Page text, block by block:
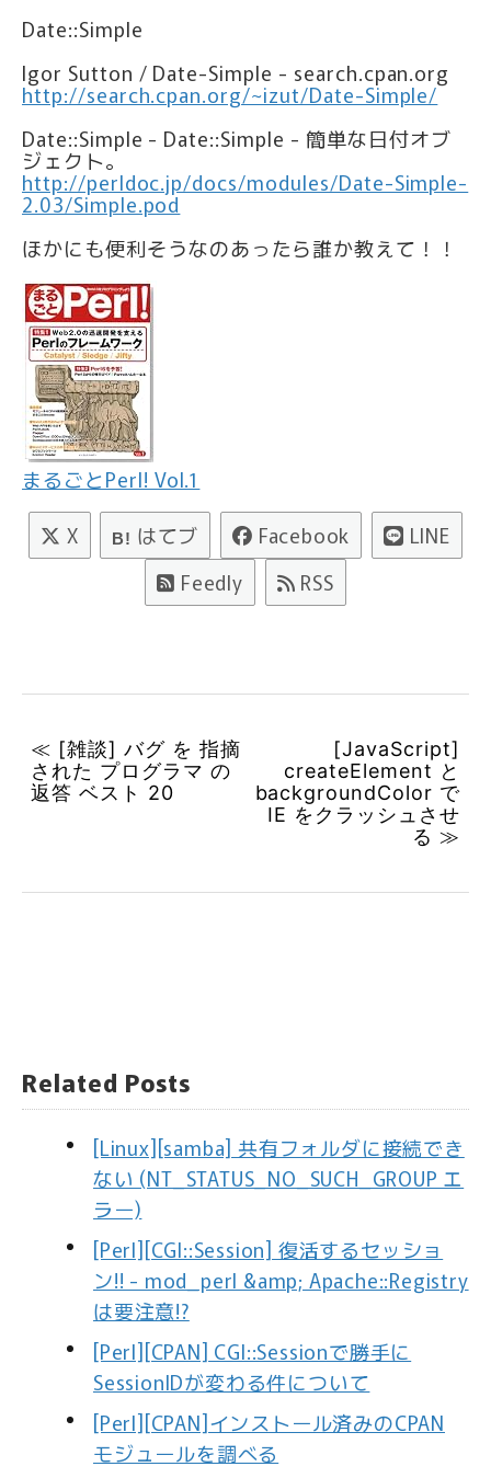
Date::Simple
Igor Sutton / Date-Simple - search.cpan.org
http://search.cpan.org/~izut/Date-Simple/
Date::Simple - Date::Simple - 簡単な日付オブ
ジェクト。
http://perldoc.jp/docs/modules/Date-Simple-
2.03/Simple.pod
ほかにも便利そうなのあったら誰か教えて！！
まるごとPerl! Vol.1
X
B! はてブ Facebook
LINE
Feedly
RSS
≪ [雑談] バグ を 指摘
された プログラマ の
返答 ベスト 20
[JavaScript]
createElement と
backgroundColor で
IE をクラッシュさせ
る ≫
Related Posts
[Linux][samba] 共有フォルダに接続でき
ない (NT_STATUS_NO_SUCH_GROUP エ
ラー)
[Perl][CGI::Session] 復活するセッショ
ン!! - mod_perl &amp; Apache::Registry
は要注意!?
[Perl][CPAN] CGI::Sessionで勝手に
SessionIDが変わる件について
[Perl][CPAN]インストール済みのCPAN
モジュールを調べる